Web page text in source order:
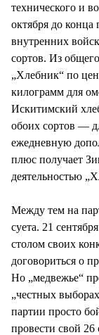
технического и
октября до
внутренних
сортов. Из
„Хлебник“ по
килограмм для
Искитимский
обоих сортов —
ежедневную
плюс получает
деятельностью
Между тем на
суета. 21
столом своих
договориться о
Но „медвежье“
„честных
партии просто
провести свой 26